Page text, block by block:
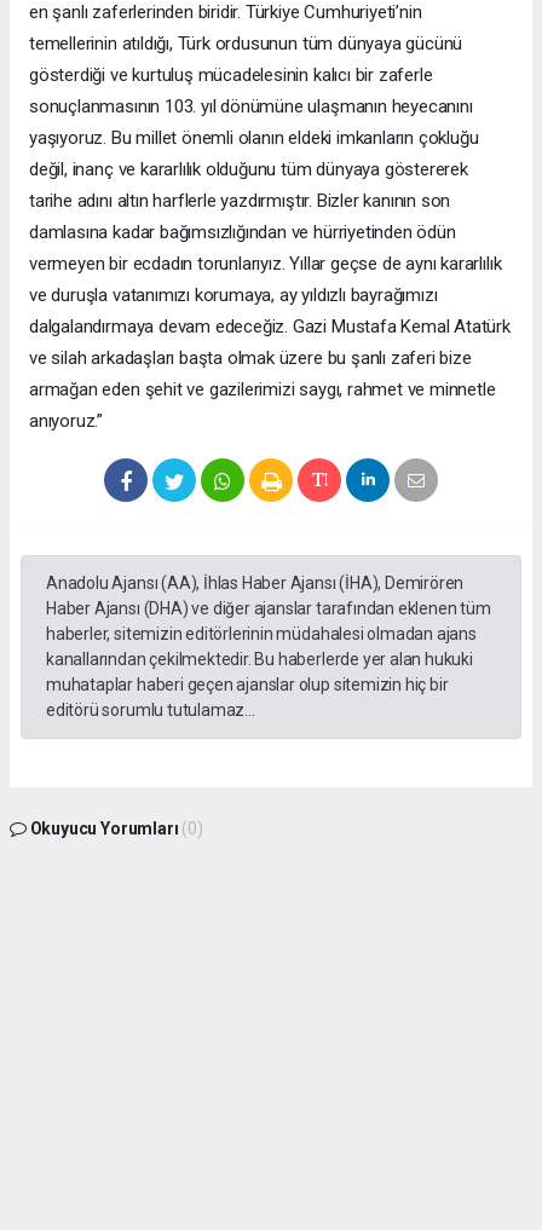
en şanlı zaferlerinden biridir. Türkiye Cumhuriyeti’nin
temellerinin atıldığı, Türk ordusunun tüm dünyaya gücünü
gösterdiği ve kurtuluş mücadelesinin kalıcı bir zaferle
sonuçlanmasının 103. yıl dönümüne ulaşmanın heyecanını
yaşıyoruz. Bu millet önemli olanın eldeki imkanların çokluğu
değil, inanç ve kararlılık olduğunu tüm dünyaya göstererek
tarihe adını altın harflerle yazdırmıştır. Bizler kanının son
damlasına kadar bağımsızlığından ve hürriyetinden ödün
vermeyen bir ecdadın torunlarıyız. Yıllar geçse de aynı kararlılık
ve duruşla vatanımızı korumaya, ay yıldızlı bayrağımızı
dalgalandırmaya devam edeceğiz. Gazi Mustafa Kemal Atatürk
ve silah arkadaşları başta olmak üzere bu şanlı zaferi bize
armağan eden şehit ve gazilerimizi saygı, rahmet ve minnetle
anıyoruz.”
Anadolu Ajansı (AA), İhlas Haber Ajansı (İHA), Demirören
Haber Ajansı (DHA) ve diğer ajanslar tarafından eklenen tüm
haberler, sitemizin editörlerinin müdahalesi olmadan ajans
kanallarından çekilmektedir. Bu haberlerde yer alan hukuki
muhataplar haberi geçen ajanslar olup sitemizin hiç bir
editörü sorumlu tutulamaz...
Okuyucu Yorumları (0)